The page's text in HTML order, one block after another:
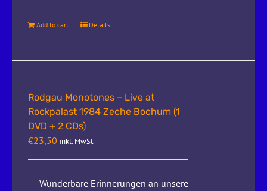
Add to cart Details
Rodgau Monotones – Live at
Rockpalast 1984 Zeche Bochum (1
DVD + 2 CDs)
€23,50 inkl. MwSt.
Wunderbare Erinnerungen an unsere